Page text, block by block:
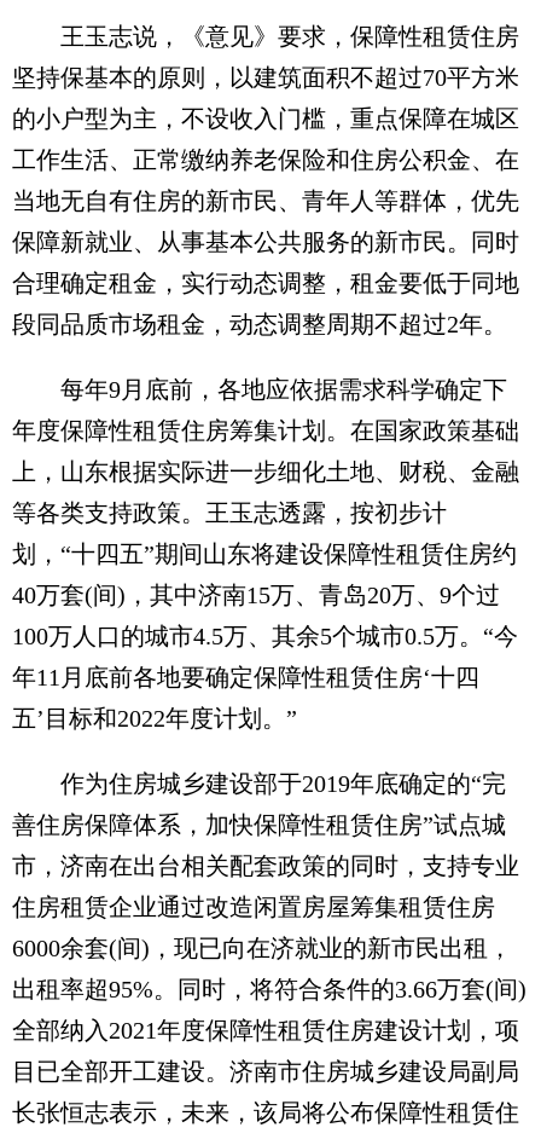
王玉志说，《意见》要求，保障性租赁住房
坚持保基本的原则，以建筑面积不超过70平方米
的小户型为主，不设收入门槛，重点保障在城区
工作生活、正常缴纳养老保险和住房公积金、在
当地无自有住房的新市民、青年人等群体，优先
保障新就业、从事基本公共服务的新市民。同时
合理确定租金，实行动态调整，租金要低于同地
段同品质市场租金，动态调整周期不超过2年。
每年9月底前，各地应依据需求科学确定下
年度保障性租赁住房筹集计划。在国家政策基础
上，山东根据实际进一步细化土地、财税、金融
等各类支持政策。王玉志透露，按初步计
划，“十四五”期间山东将建设保障性租赁住房约
40万套(间)，其中济南15万、青岛20万、9个过
100万人口的城市4.5万、其余5个城市0.5万。“今
年11月底前各地要确定保障性租赁住房‘十四
五’目标和2022年度计划。”
作为住房城乡建设部于2019年底确定的“完
善住房保障体系，加快保障性租赁住房”试点城
市，济南在出台相关配套政策的同时，支持专业
住房租赁企业通过改造闲置房屋筹集租赁住房
6000余套(间)，现已向在济就业的新市民出租，
出租率超95%。同时，将符合条件的3.66万套(间)
全部纳入2021年度保障性租赁住房建设计划，项
目已全部开工建设。济南市住房城乡建设局副局
长张恒志表示，未来，该局将公布保障性租赁住